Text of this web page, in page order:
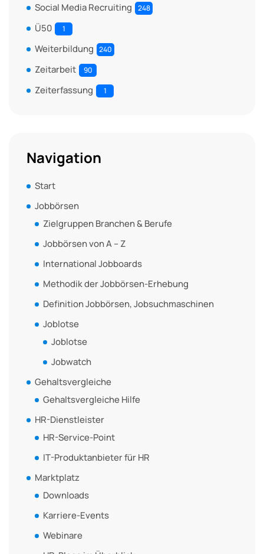
Social Media Recruiting 248
Ü50 1
Weiterbildung 240
Zeitarbeit 90
Zeiterfassung 1
Navigation
Start
Jobbörsen
Zielgruppen Branchen & Berufe
Jobbörsen von A – Z
International Jobboards
Methodik der Jobbörsen-Erhebung
Definition Jobbörsen, Jobsuchmaschinen
Joblotse
Joblotse
Jobwatch
Gehaltsvergleiche
Gehaltsvergleiche Hilfe
HR-Dienstleister
HR-Service-Point
IT-Produktanbieter für HR
Marktplatz
Downloads
Karriere-Events
Webinare